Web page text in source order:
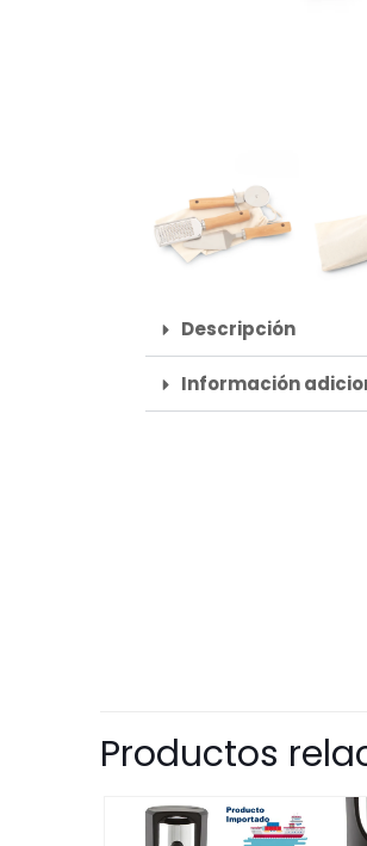
Descripción
Información
Productos